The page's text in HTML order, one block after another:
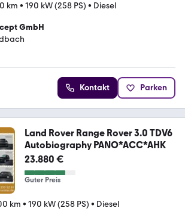
km • 190 kW (258 PS) • Diesel
GmbH
Kontakt Parken
Land Rover Range Rover 3.0 TDV6
Autobiography PANO*ACC*AHK
23.880 €
Guter Preis
km • 190 kW (258 PS) • Diesel